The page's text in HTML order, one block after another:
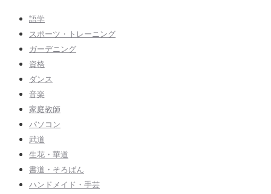
語学
スポーツ・トレーニング
ガーデニング
資格
ダンス
音楽
家庭教師
パソコン
武道
生花・華道
書道・そろばん
ハンドメイド・手芸